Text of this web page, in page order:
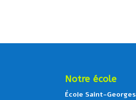
Notre école
École Saint-Georges